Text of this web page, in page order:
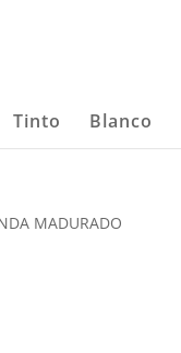
Tinto Blanco
MADURADO